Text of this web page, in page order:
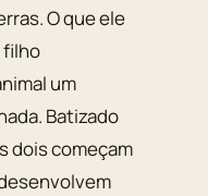
O que ele
filho
um
Batizado
dois começam